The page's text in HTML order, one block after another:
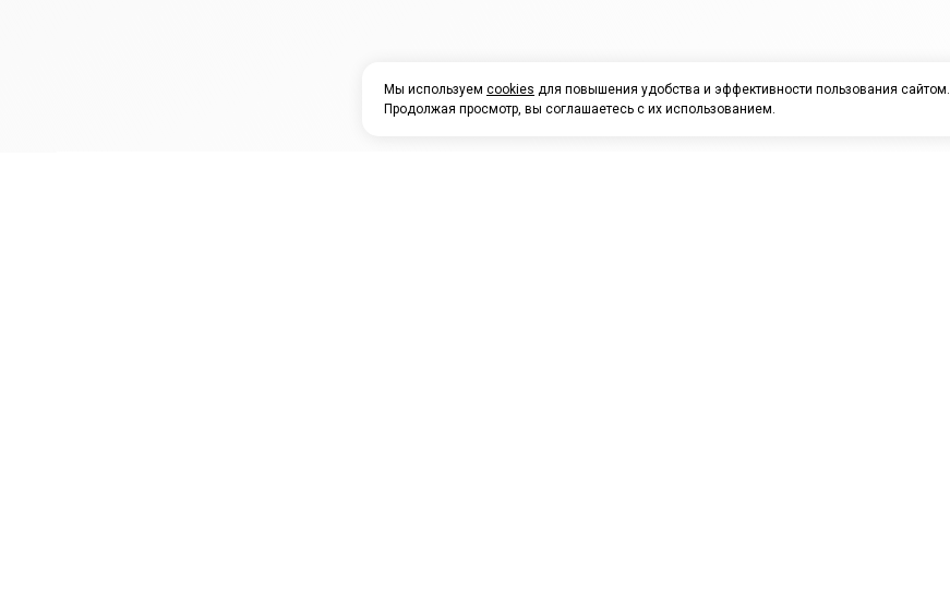
Мы используем cookies для повышения удобства и эффективности пользования сайтом.
Продолжая просмотр, вы соглашаетесь с их использованием.